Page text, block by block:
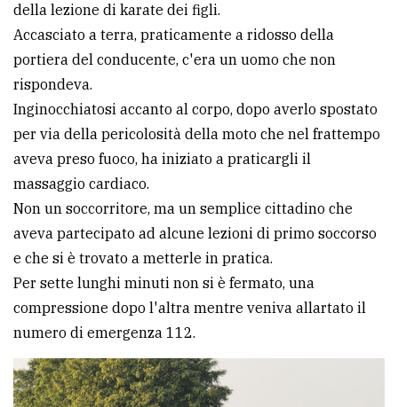
della lezione di karate dei figli.
Accasciato a terra, praticamente a ridosso della
portiera del conducente, c'era un uomo che non
rispondeva.
Inginocchiatosi accanto al corpo, dopo averlo spostato
per via della pericolosità della moto che nel frattempo
aveva preso fuoco, ha iniziato a praticargli il
massaggio cardiaco.
Non un soccorritore, ma un semplice cittadino che
aveva partecipato ad alcune lezioni di primo soccorso
e che si è trovato a metterle in pratica.
Per sette lunghi minuti non si è fermato, una
compressione dopo l'altra mentre veniva allartato il
numero di emergenza 112.